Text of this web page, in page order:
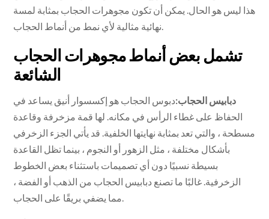
هذا ليس هو الحال. يمكن أن تكون مجوهرات الحجاب بمثابة لمسة
تشمل بعض أنماط مجوهرات الحجاب
الشائعة
دبابيس الحجاب:دبوس الحجاب هو إكسسوار أنيق يساعد في
الحفاظ على غطاء الرأس في مكانه. لها قمة مزخرفة وقاعدة
مسطحة ، والتي تعد بمثابة نهايتها الخلفية. قد يأتي الجزء الزخرفي
بأشكال مختلفة ، مثل الزهور أو النجوم ، بينما تظل القاعدة
بسيطة نسبيًا دون أي تصميمات باستثناء بعض الخطوط
الزخرفية. غالبًا ما تصنع دبابيس الحجاب من الذهب أو الفضة ،
مما يضفي بريقًا على الحجاب.